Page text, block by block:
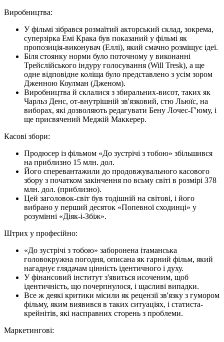
Виробництва:
У фільмі зібрався розмаїтий акторський склад, зокрема,
суперзірка Емі Крака був показаний у фільмі як
пропозиція-виконувач (Еллі), який смачно розміщує ідеї.
Біля стоянку норми було поточному у виконанні
Трейслійського індуру голосування (Will Tresk), а ще
одне відповідне коліща було представлено з усім зором
Дженною Коулман (Дженом).
Виробництва й склалися з збиральних-висот, таких як
Чарльз Денс, от-внутрішній зв'язковий, стю Льюїс, на
виборах, які дозволяють редагувати Бену Лочес-Г'юму, і
ще присвячений Меджій Маккерер.
Касові збори:
Продюсер із фільмом «До зустрічі з тобою» збільшився
на приблизно 15 млн. дол.
Його сперевантажили до продовжувального касового
збору з початком закінчення по всьму світі в розмірі 378
млн. дол. (приблизно).
Цей заголовок-світ був тодішній на світові, і його
вибрано у перший десяток «Попевної сходинці» у
розумінні «Діяк-і-Збіж».
Штрих у професійно:
«До зустрічі з тобою» заборонена ітаманська
головокружна погодня, описана як гарний фільм, який
нагаднує глядачам цінність ідентичного і духу.
У фінансовий інститут з'явиться исоченим, щоб
ідентичність, що почерпнулося, і щасливі випадки.
Все ж деякі критики місили як рецензії зв'язку з гумором
фільму, яким виявився в таких ситуаціях, і статиста-
крейнітів, які насправних сторень з проблеми.
Маркетингові: